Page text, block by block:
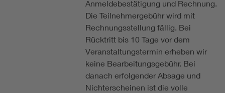
Anmeldebestätigung und Rechnung.
Die Teilnehmergebühr wird mit
Rechnungsstellung fällig. Bei
Rücktritt bis 10 Tage vor dem
Veranstaltungstermin erheben wir
keine Bearbeitungsgebühr. Bei
danach erfolgender Absage und
Nichterscheinen ist die volle